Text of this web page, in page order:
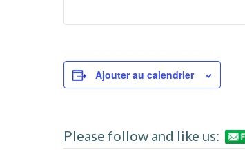
Ajouter au calendrier
Please follow and like us: